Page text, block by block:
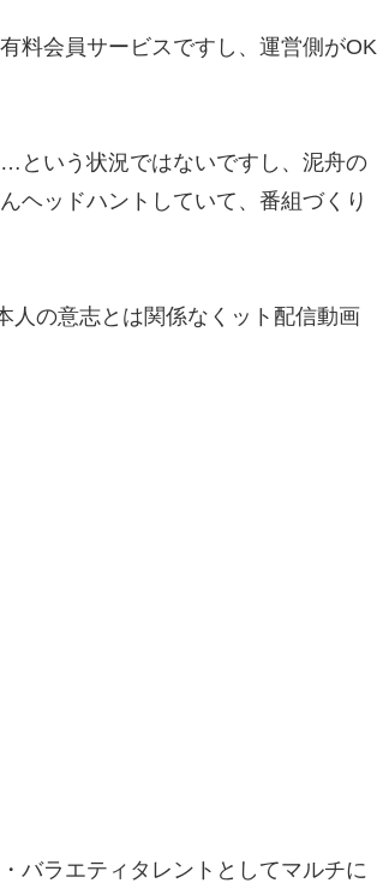
料会員サービスですし、運営側がOK
という状況ではないですし、泥舟の
ヘッドハントしていて、番組づくり
人の意志とは関係なくット配信動画
バラエティタレントとしてマルチに